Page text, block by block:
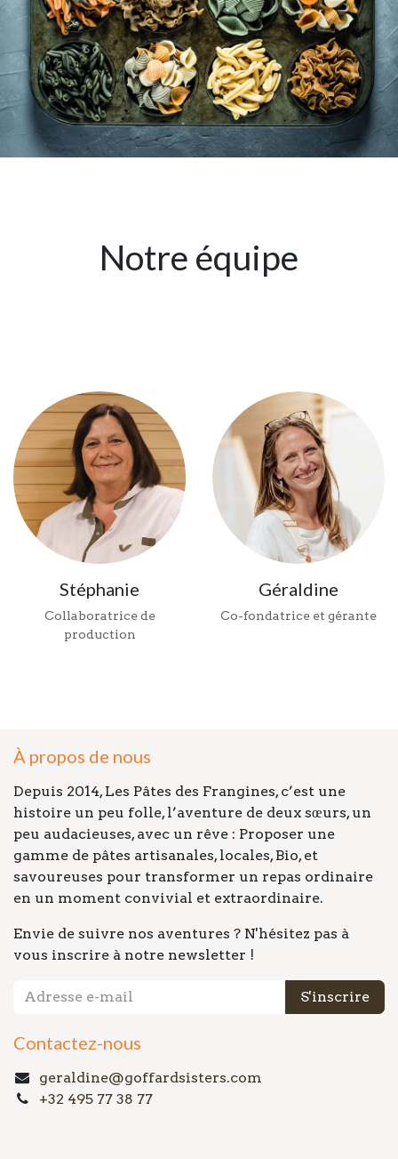
Notre équipe
Stéphanie
Collaboratrice de
production
Géraldine
Co-fondatrice et gérante
À propos de nous
Depuis 2014, Les Pâtes des Frangines, c’est une
histoire un peu folle, l’aventure de deux sœurs, un
peu audacieuses, avec un rêve : Proposer une
gamme de pâtes artisanales, locales, Bio, et
savoureuses pour transformer un repas ordinaire
en un moment convivial et extraordinaire.
Envie de suivre nos aventures ? N'hésitez pas à
vous inscrire à notre newsletter !
S'inscrire
Contactez-nous
geraldine@goffardsisters.com
+32 495 77 38 77